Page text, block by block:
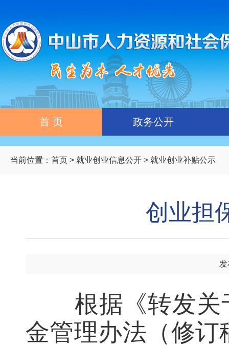
首 页 政务公开
当前位置： 首页 > 就业创业信息公开 > 就业创业补贴公示
创业担
根据《转发关
金管理办法（修